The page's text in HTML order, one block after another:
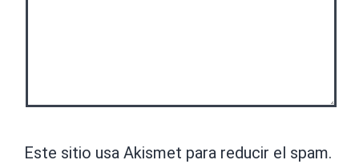
Este sitio usa Akismet para reducir el spam.